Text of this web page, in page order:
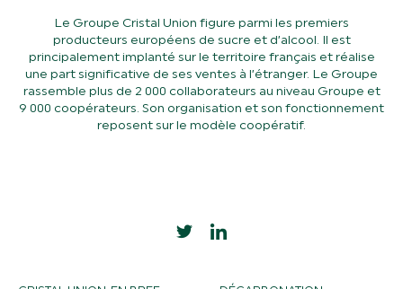
Le Groupe Cristal Union figure parmi les premiers
producteurs européens de sucre et d’alcool. Il est
principalement implanté sur le territoire français et réalise
une part significative de ses ventes à l’étranger. Le Groupe
rassemble plus de 2 000 collaborateurs au niveau Groupe et
9 000 coopérateurs. Son organisation et son fonctionnement
reposent sur le modèle coopératif.